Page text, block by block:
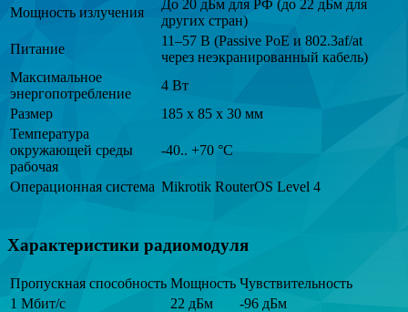
Мощность излучения
До 20 дБм для РФ (до 22 дБм для
других стран)
Питание
11–57 В (Passive PoE и 802.3af/at
через неэкранированный кабель)
Максимальное
энергопотребление
4 Вт
Размер
185 х 85 х 30 мм
Температура
окружающей среды
рабочая
-40.. +70 °C
Операционная система Mikrotik RouterOS Level 4
Характеристики радиомодуля
Пропускная способность Мощность Чувствительность
1 Мбит/с
22 дБм
-96 дБм